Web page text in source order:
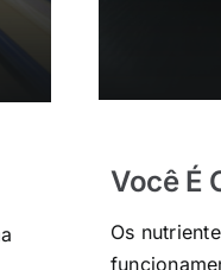
Você É
Os